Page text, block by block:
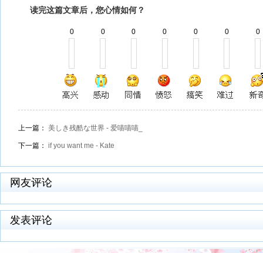
读完这篇文章后，您心情如何？
0 0 0 0 0 0 0
上一篇： 美しき残酷な世界 - 爱喵喵喵_
下一篇： if you want me - ️Kate️
网友评论
发表评论